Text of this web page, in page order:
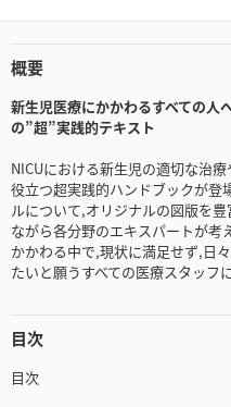
概要
新生児医療にかかわるすべての人
の”超”実践的テキスト
NICUにおける新生児の適切な治
役立つ超実践的ハンドブックが登
ルについて,オリジナルの図版を
ながら各分野のエキスパートが考
かかわる中で,現状に満足せず,日
たいと願うすべての医療スタッフ
目次
目次